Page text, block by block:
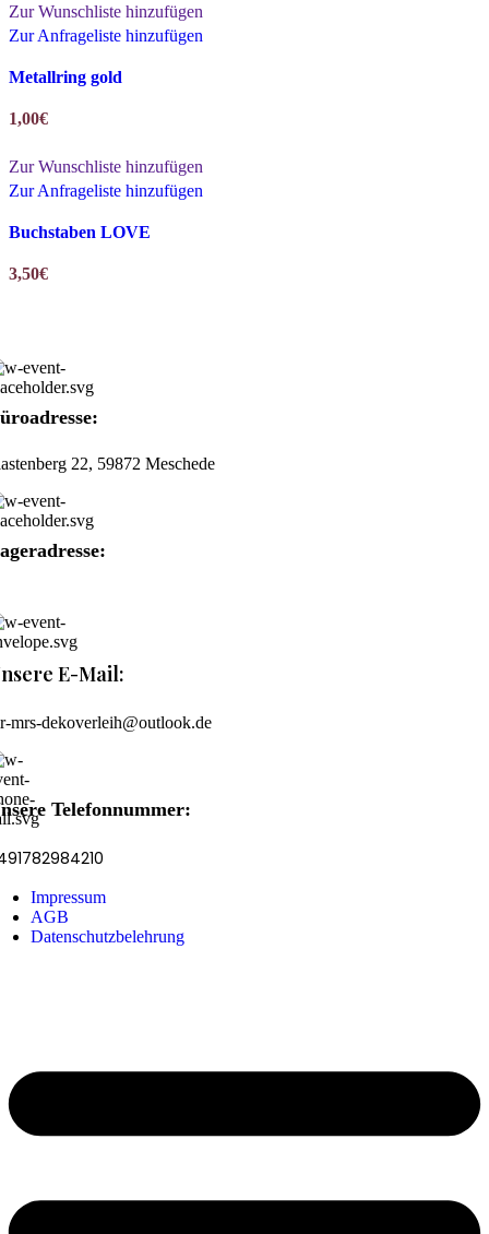
Zur Wunschliste hinzufügen
Zur Anfrageliste hinzufügen
Metallring gold
1,00€
Zur Wunschliste hinzufügen
Zur Anfrageliste hinzufügen
Buchstaben LOVE
3,50€
22, 59872 Meschede
E-Mail:
mrs-dekoverleih@outlook.de
Telefonnummer:
Impressum
AGB
Datenschutzbelehrung